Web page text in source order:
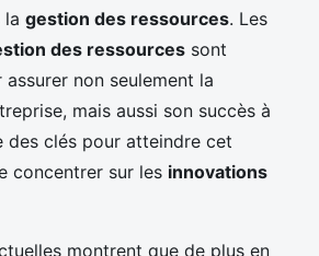
la gestion des ressources. Les
des ressources sont
non seulement la
mais aussi son succès à
des clés pour atteindre cet
concentrer sur les innovations
montrent que de plus en